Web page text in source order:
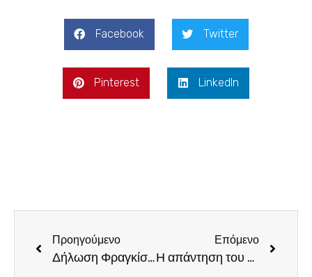
Facebook Twitter
Pinterest LinkedIn
Προηγούμενο
Δήλωση Φραγκίσκου Παρασύρη – «Οι ρίζες των προβλημάτων είναι βαθιές αλλά εύκολα κόβονται όταν υπάρχει αποφασιστικότητα»
Επόμενο
Η απάντηση του Υπουργείου Προστασίας του Πολίτη στον Φραγκίσκο Παρασύρη για το Αστυνομικό Τμήμα Φαιστού